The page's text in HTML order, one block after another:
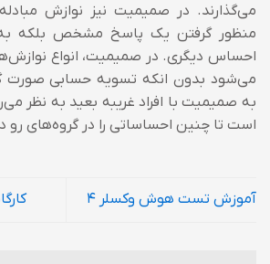
می‌گذارند. در صمیمیت نیز نوازش
منظور گرفتن یک پاسخ مشخص بلکه
احساس دیگری. در صمیمیت، انواع
می‌شود بدون انکه تسویه حسابی صورت
به صمیمیت با افراد غریبه بعید به نظر
است تا چنین احساساتی را در گروه‌های رو
آموزش تست هوش وکسلر ۴